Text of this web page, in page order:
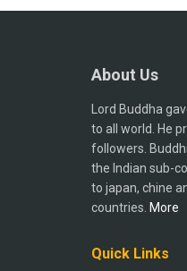
About Us
Lord Buddha
to all world. He
followers.
the Indian sub-
to japan, chine
countries. More
Quick Links